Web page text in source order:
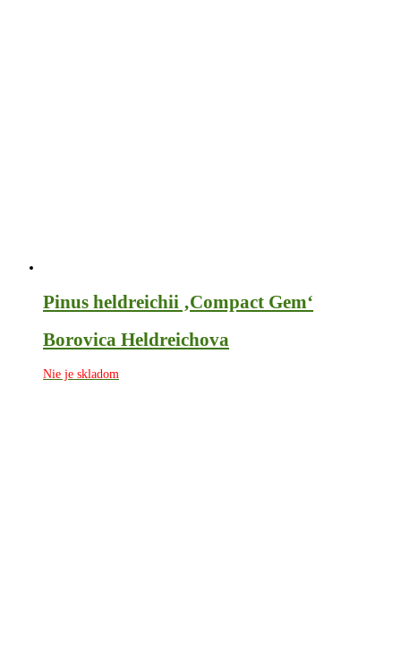
Pinus heldreichii ‚Compact Gem‘
Borovica Heldreichova
Nie je skladom